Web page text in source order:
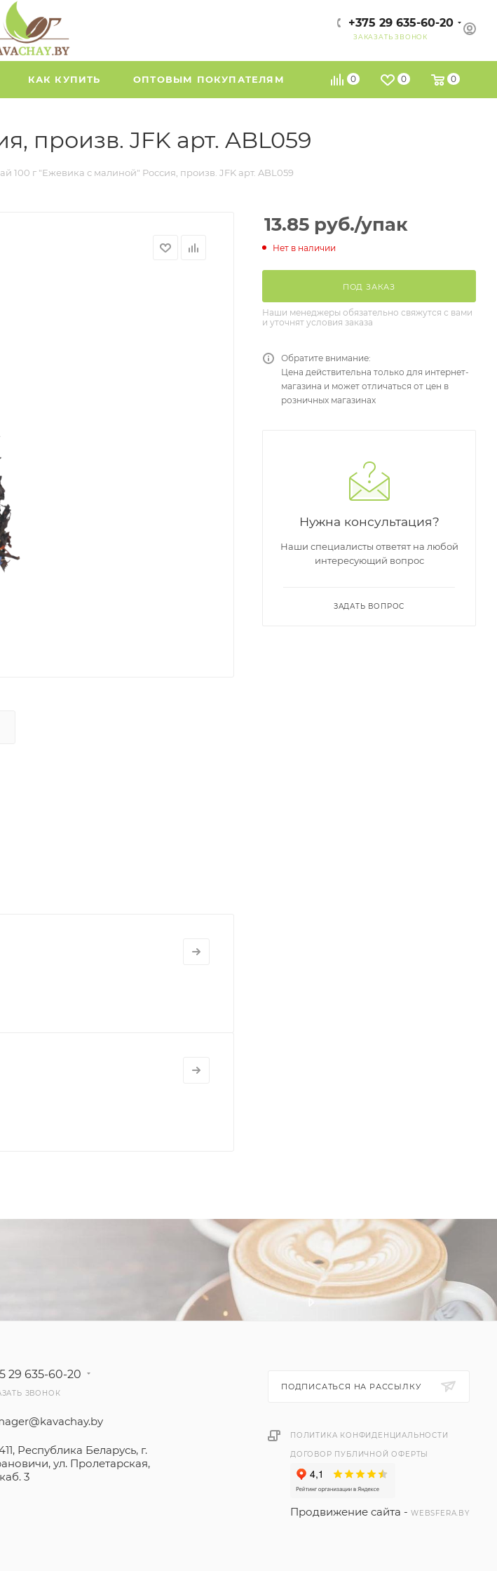
+375 29 635-60-20
ЗАКАЗАТЬ ЗВОНОК
0 0 0
КАК КУПИТЬ ОПТОВЫМ ПОКУПАТЕЛЯМ
произв. JFK арт. ABL059
100 г "Ежевика с малиной" Россия, произв. JFK арт. ABL059
13.85 руб./упак
Нет в наличии
ПОД ЗАКАЗ
Наши менеджеры обязательно свяжутся с вами
и уточнят условия заказа
Обратите внимание:
Цена действительна только для интернет-
магазина и может отличаться от цен в
розничных магазинах
Нужна консультация?
Наши специалисты ответят на любой
интересующий вопрос
ЗАДАТЬ ВОПРОС
29 635-60-20
ЗВОНОК
Республика Беларусь, г.
ул. Пролетарская,
3
ПОДПИСАТЬСЯ НА РАССЫЛКУ
ПОЛИТИКА КОНФИДЕНЦИАЛЬНОСТИ
ДОГОВОР ПУБЛИЧНОЙ ОФЕРТЫ
Продвижение сайта - WEBSFERA.BY